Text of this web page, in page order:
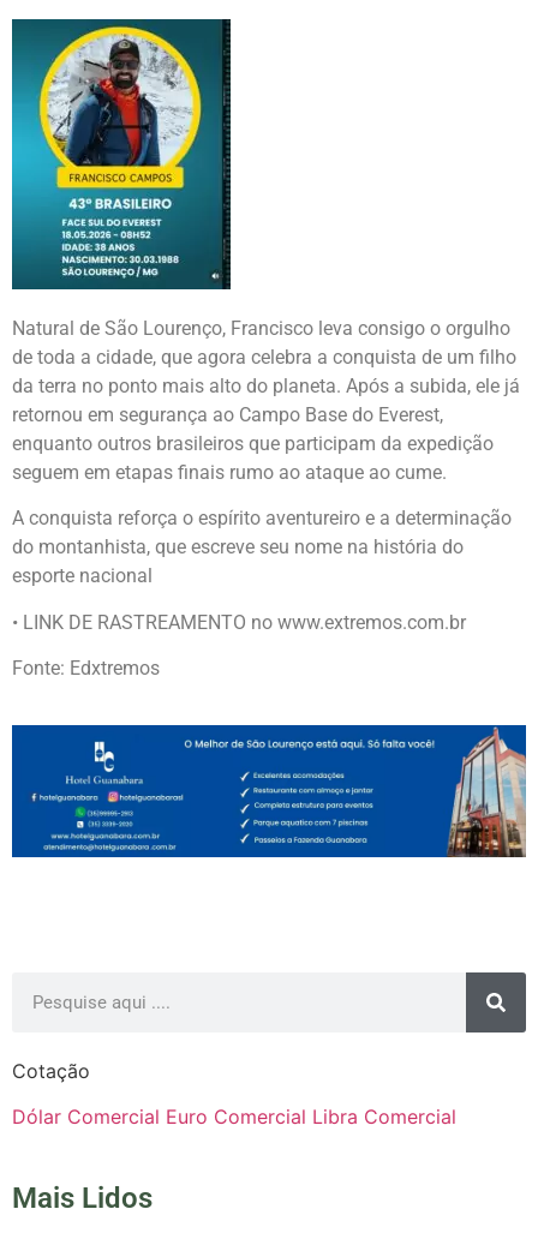
Natural de São Lourenço, Francisco leva consigo o orgulho
de toda a cidade, que agora celebra a conquista de um filho
da terra no ponto mais alto do planeta. Após a subida, ele já
retornou em segurança ao Campo Base do Everest,
enquanto outros brasileiros que participam da expedição
seguem em etapas finais rumo ao ataque ao cume.
A conquista reforça o espírito aventureiro e a determinação
do montanhista, que escreve seu nome na história do
esporte nacional
• LINK DE RASTREAMENTO no www.extremos.com.br
Fonte: Edxtremos
Cotação
Dólar Comercial Euro Comercial Libra Comercial
Mais Lidos